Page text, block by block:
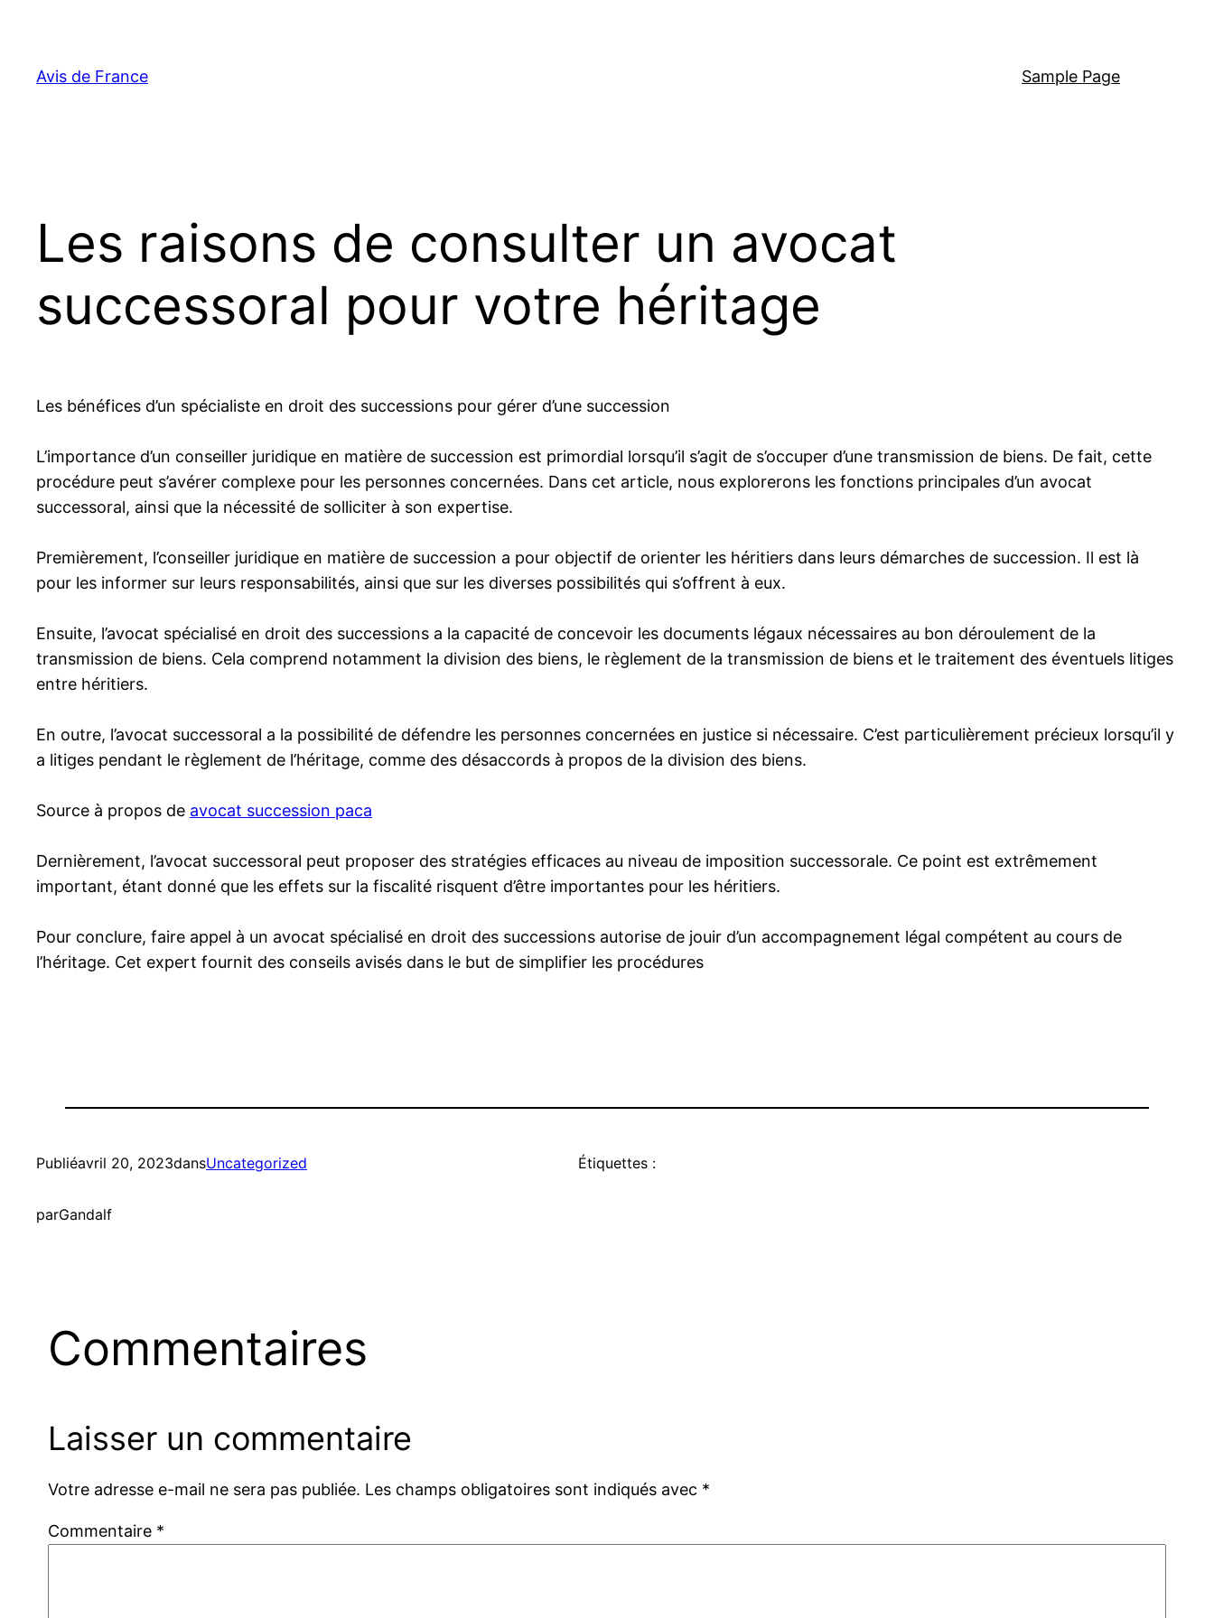
contenu
Avis de France Sample Page
Les raisons de consulter un avocat
successoral pour votre héritage
Les bénéfices d’un spécialiste en droit des successions pour gérer d’une succession
L’importance d’un conseiller juridique en matière de succession est primordial lorsqu’il s’agit de s’occuper d’une transmission de biens. De fait, cette
procédure peut s’avérer complexe pour les personnes concernées. Dans cet article, nous explorerons les fonctions principales d’un avocat
successoral, ainsi que la nécessité de solliciter à son expertise.
Premièrement, l’conseiller juridique en matière de succession a pour objectif de orienter les héritiers dans leurs démarches de succession. Il est là
pour les informer sur leurs responsabilités, ainsi que sur les diverses possibilités qui s’offrent à eux.
Ensuite, l’avocat spécialisé en droit des successions a la capacité de concevoir les documents légaux nécessaires au bon déroulement de la
transmission de biens. Cela comprend notamment la division des biens, le règlement de la transmission de biens et le traitement des éventuels litiges
entre héritiers.
En outre, l’avocat successoral a la possibilité de défendre les personnes concernées en justice si nécessaire. C’est particulièrement précieux lorsqu’il y
a litiges pendant le règlement de l’héritage, comme des désaccords à propos de la division des biens.
Source à propos de avocat succession paca
Dernièrement, l’avocat successoral peut proposer des stratégies efficaces au niveau de imposition successorale. Ce point est extrêmement
important, étant donné que les effets sur la fiscalité risquent d’être importantes pour les héritiers.
Pour conclure, faire appel à un avocat spécialisé en droit des successions autorise de jouir d’un accompagnement légal compétent au cours de
l’héritage. Cet expert fournit des conseils avisés dans le but de simplifier les procédures
Publiéavril 20, 2023dansUncategorized
parGandalf
Étiquettes :
Commentaires
Laisser un commentaire
Votre adresse e-mail ne sera pas publiée. Les champs obligatoires sont indiqués avec *
Commentaire *